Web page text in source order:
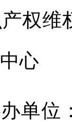
产权
心
办单